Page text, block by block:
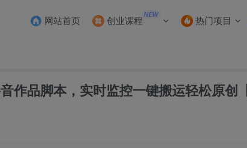
网站首页 创业课程 NEW 热门项目
作品脚本，实时监控一键搬运轻松原创